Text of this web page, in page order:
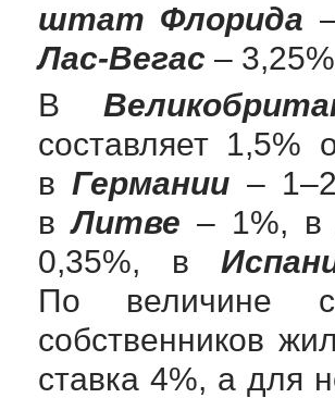
штат Флорида
Лас-Вегас–
В
составляет 1,5%
в Германии –
вЛитве – 1%, в
0,35%, в
По величине
собственников
ставка 4%, а для